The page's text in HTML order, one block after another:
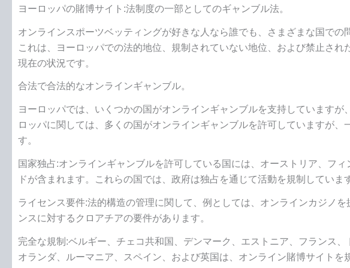
ヨーロッパの賭博サイト:法制度の一部としてのギャンブル法。
オンラインスポーツベッティングが好きな人なら誰でも、さまざまな国での
これは、ヨーロッパでの法的地位、規制されていない地位、および禁止さ
現在の状況です。
合法で合法的なオンラインギャンブル。
ヨーロッパでは、いくつかの国がオンラインギャンブルを支持しています
ロッパに関しては、多くの国がオンラインギャンブルを許可していますが、
す。
国家独占:オンラインギャンブルを許可している国には、オーストリア、フ
ドが含まれます。これらの国では、政府は独占を通じて活動を規制していま
ライセンス要件:法的構造の管理に関して、例としては、オンラインカジノ
ンスに対するクロアチアの要件があります。
完全な規制:ベルギー、チェコ共和国、デンマーク、エストニア、フランス、
オランダ、ルーマニア、スペイン、および英国は、オンライン賭博サイトを